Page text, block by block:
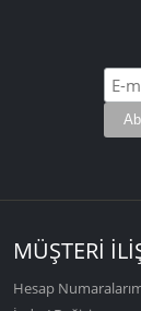
MÜŞTERİ
Hesap